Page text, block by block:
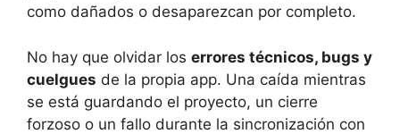
como dañados o desaparezcan por completo.
No hay que olvidar los errores técnicos, bugs y
cuelgues de la propia app. Una caída mientras
se está guardando el proyecto, un cierre
forzoso o un fallo durante la sincronización con